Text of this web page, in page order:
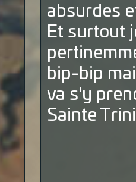
absurdes
Et surtout
bip-bip
va s'y
Sainte